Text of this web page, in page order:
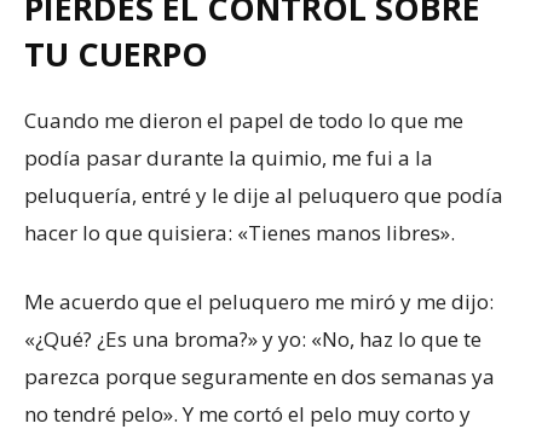
TU CUERPO
Cuando me dieron el papel de todo lo que me
podía pasar durante la quimio, me fui a la
peluquería, entré y le dije al peluquero que podía
hacer lo que quisiera: «Tienes manos libres».
Me acuerdo que el peluquero me miró y me dijo:
«¿Qué? ¿Es una broma?» y yo: «No, haz lo que te
parezca porque seguramente en dos semanas ya
no tendré pelo». Y me cortó el pelo muy corto y